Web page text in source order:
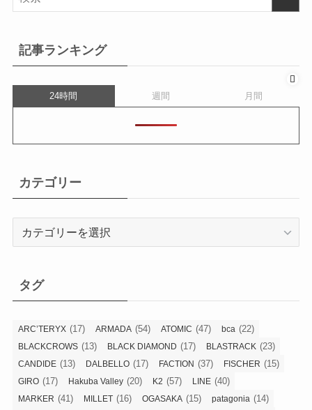
記事ランキング
24時間 週間 月間
カテゴリー
ー
タグ
ARC’TERYX (17) ARMADA (54) ATOMIC (47) bca (22)
BLACKCROWS (13) BLACK DIAMOND (17) BLASTRACK (23)
CANDIDE (13) DALBELLO (17) FACTION (37) FISCHER (15)
GIRO (17) Hakuba Valley (20) K2 (57) LINE (40)
MARKER (41) MILLET (16) OGASAKA (15) patagonia (14)